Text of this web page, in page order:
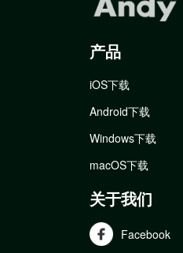
产品
iOS下载
Android下载
Windows下载
macOS下载
关于我们
Facebook